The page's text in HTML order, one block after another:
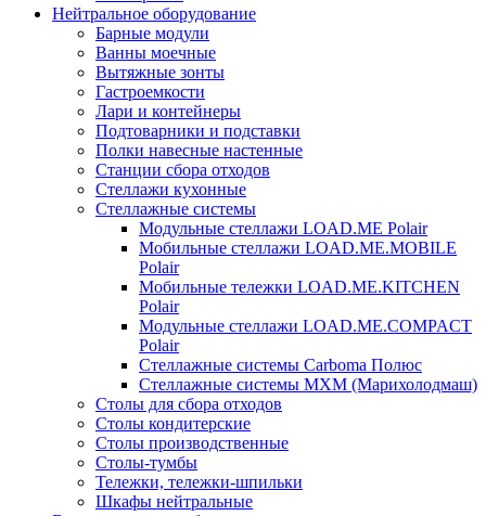
Нейтральное оборудование
Барные модули
Ванны моечные
Вытяжные зонты
Гастроемкости
Лари и контейнеры
Подтоварники и подставки
Полки навесные настенные
Станции сбора отходов
Стеллажи кухонные
Стеллажные системы
Модульные стеллажи LOAD.ME Polair
Мобильные стеллажи LOAD.ME.MOBILE
Polair
Мобильные тележки LOAD.ME.KITCHEN
Polair
Модульные стеллажи LOAD.ME.COMPACT
Polair
Стеллажные системы Carboma Полюс
Стеллажные системы МХМ (Марихолодмаш)
Столы для сбора отходов
Столы кондитерские
Столы производственные
Столы-тумбы
Тележки, тележки-шпильки
Шкафы нейтральные